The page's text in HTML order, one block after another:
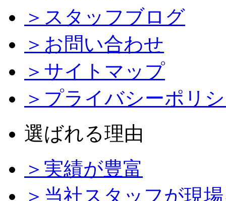
＞スタッフブログ
＞お問い合わせ
＞サイトマップ
＞プライバシーポリ
選ばれる理由
＞実績が豊富
＞当社スタッフが現